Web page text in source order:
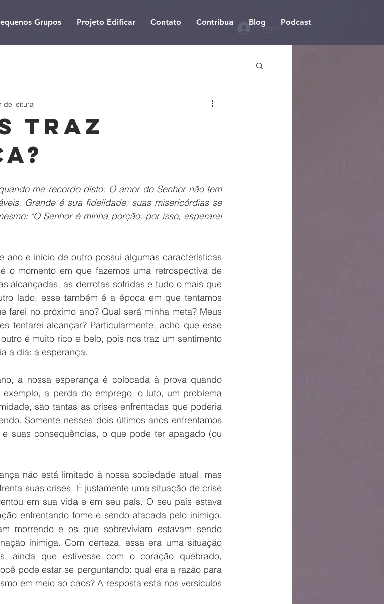
Grupos Projeto Edificar Contato Contribua Blog Podcast
Login
traz
de leitura
me recordo disto: O amor do Senhor não tem
Grande é sua fidelidade; suas misericórdias se
"O Senhor é minha porção; por isso, esperarei
ano e início de outro possui algumas características
o momento em que fazemos uma retrospectiva de
alcançadas, as derrotas sofridas e tudo o mais que
lado, esse também é a época em que tentamos
farei no próximo ano? Qual será minha meta? Meus
tentarei alcançar? Particularmente, acho que esse
é muito rico e belo, pois nos traz um sentimento
a dia: a esperança.
a nossa esperança é colocada à prova quando
a perda do emprego, o luto, um problema
são tantas as crises enfrentadas que poderia
Somente nesses dois últimos anos enfrentamos
suas consequências, o que pode ter apagado (ou
não está limitado à nossa sociedade atual, mas
suas crises. É justamente uma situação de crise
em sua vida e em seu país. O seu país estava
enfrentando fome e sendo atacada pelo inimigo.
morrendo e os que sobreviviam estavam sendo
inimiga. Com certeza, essa era uma situação
ainda que estivesse com o coração quebrado,
pode estar se perguntando: qual era a razão para
em meio ao caos? A resposta está nos versículos